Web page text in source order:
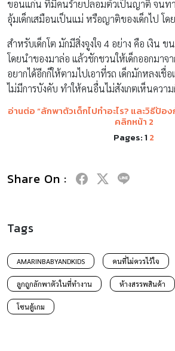
ขอนแก่น ที่มีคนร้ายปลอมตัวเป็นญาติ จนทา
อุ้มเด็กเสมือนเป็นแม่ หรือญาติของเด็กไป โด
สำหรับเด็กโต มักมีสิ่งจูงใจ 4 อย่าง คือ เงิน ข
โดยนำของมาล่อ แล้วชักชวนให้เด็กออกมาจ
อยากได้อีกก็ให้ตามไปเอาที่รถ เด็กมักหลงเชื่
ไม่มีการบังคับ ทำให้คนอื่นไม่สังเกตเห็นควา
อ่านต่อ “ลักพาตัวเด็กไปทำอะไร? และวิธีป้อง
คลิกหน้า 2
Pages:1 2
Share On :
Tags
AMARINBABYANDKIDS คนที่ไม่ควรไว้ใจ
ลูกถูกลักพาตัวในที่ทำงาน ห้างสรรพสินค้า
โซนตู้เกม